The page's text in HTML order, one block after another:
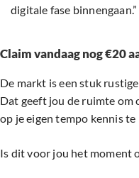
digitale fase binnengaan.”
Claim vandaag nog €20
De markt is een stuk
Dat geeft jou de ruimte om
op je eigen tempo kennis
Is dit voor jou het moment